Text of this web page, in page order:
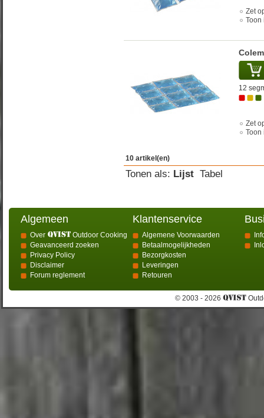
Zet
Toon
12
Zet
Toon
10 artikel(en)
Tonen als: Lijst Tabel
Algemeen
Over
Outdoor Cooking
Geavanceerd zoeken
Privacy Policy
Disclaimer
Forum reglement
Klantenservice
Algemene Voorwaarden
Betaalmogelijkheden
Bezorgkosten
Leveringen
Retouren
© 2003 - 2026